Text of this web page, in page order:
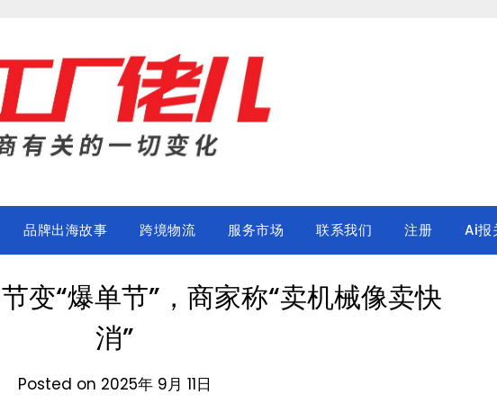
品牌出海故事 跨境物流 服务市场 联系我们 注册 Ai报
变“爆单节”，商家称“卖机械像卖快
消”
Posted on 2025年 9月 11日